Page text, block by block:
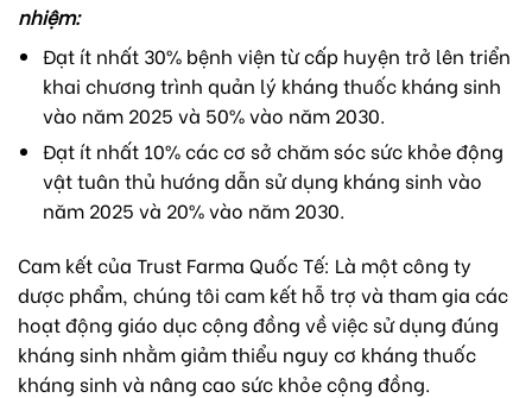
nhiệm:
Đạt ít nhất 30% bệnh viện từ cấp huyện trở lên triển
khai chương trình quản lý kháng thuốc kháng sinh
vào năm 2025 và 50% vào năm 2030.
Đạt ít nhất 10% các cơ sở chăm sóc sức khỏe động
vật tuân thủ hướng dẫn sử dụng kháng sinh vào
năm 2025 và 20% vào năm 2030.
Cam kết của Trust Farma Quốc Tế: Là một công ty
dược phẩm, chúng tôi cam kết hỗ trợ và tham gia các
hoạt động giáo dục cộng đồng về việc sử dụng đúng
kháng sinh nhằm giảm thiểu nguy cơ kháng thuốc
kháng sinh và nâng cao sức khỏe cộng đồng.